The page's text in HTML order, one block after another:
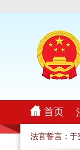
首页
法官誓言：
，忠于人民，忠于